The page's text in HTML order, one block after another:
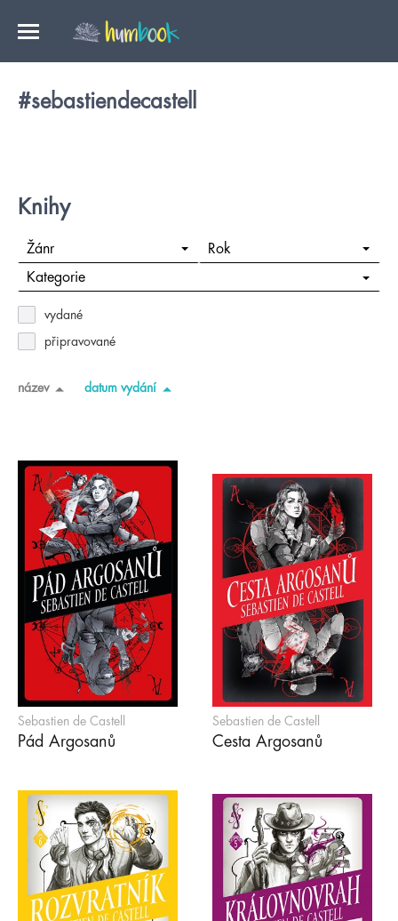
#sebastiendecastell
Knihy
Žánr Rok
Kategorie
vydané
připravované
název datum vydání
Sebastien de Castell
Pád Argosanů
Sebastien de Castell
Cesta Argosanů